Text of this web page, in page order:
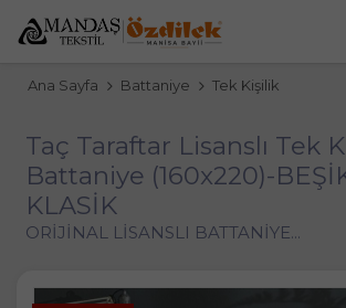
Ana Sayfa Battaniye Tek Kişilik
Taç Taraftar Lisanslı Tek
Battaniye (160x220)-
KLASİK
ORİJİNAL LİSANSLI BATTANİYE...